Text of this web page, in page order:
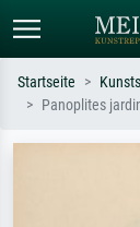
Startseite
Panoplites